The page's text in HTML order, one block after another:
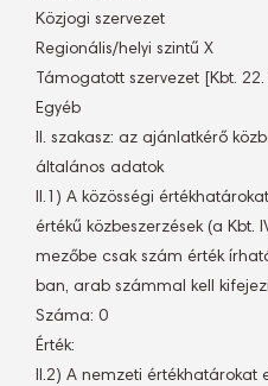
Közjogi szervezet
Regionális/helyi szintű X
Támogatott szervezet [Kbt.
Egyéb
II. szakasz: az ajánlatkérő
általános adatok
II.1) A közösségi
értékű közbeszerzések (a Kbt.
mezőbe csak szám érték
ban, arab számmal kell
Száma: 0
Érték:
II.2) A nemzeti értékhatárokat